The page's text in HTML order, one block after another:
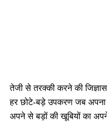
तेजी से तरक्की करने की
हर छोटे-बड़े उपकरण जब अपना
अपने से बड़ों की खूबियों का